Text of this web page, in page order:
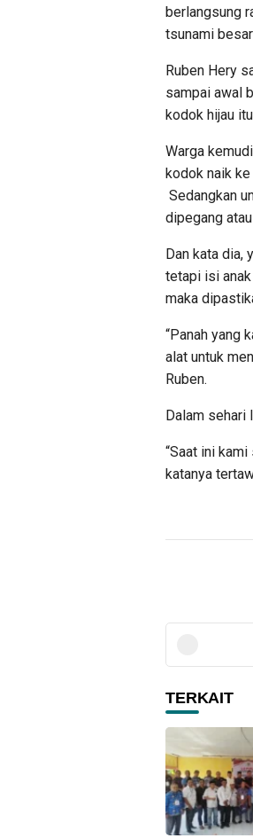
berlangsung
tsunami
Ruben Hery
sampai awal
kodok hijau
Warga
kodok naik
Sedangkan
dipegang
Dan kata dia,
tetapi isi
maka
“Panah yang
alat untuk
Ruben.
Dalam sehari
“Saat ini
katanya
TERKAIT